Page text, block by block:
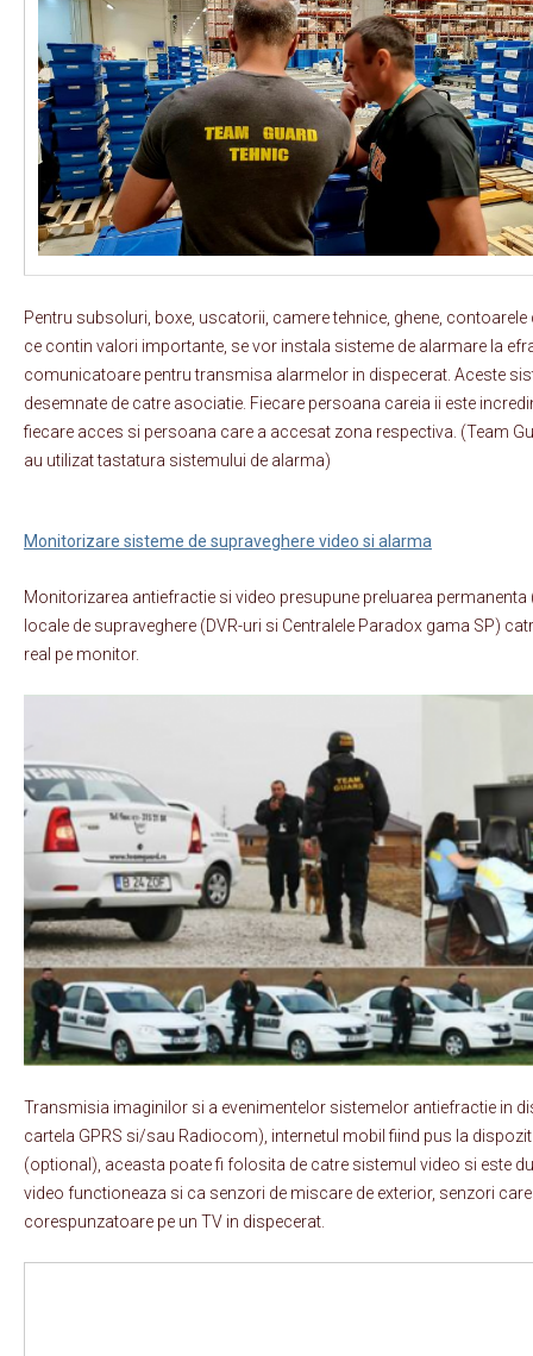
Pentru subsoluri, boxe, uscatorii, camere tehnice, ghene,
ce contin valori importante, se vor instala sisteme de alarmare la
comunicatoare pentru transmisa alarmelor in dispecerat. Aceste
desemnate de catre asociatie. Fiecare persoana careia ii este
fiecare acces si persoana care a accesat zona respectiva. (Team
au utilizat tastatura sistemului de alarma)
Monitorizare sisteme de supraveghere video si alarma
Monitorizarea antiefractie si video presupune preluarea
locale de supraveghere (DVR-uri si Centralele Paradox gama SP)
real pe monitor.
Transmisia imaginilor si a evenimentelor sistemelor antiefractie in
cartela GPRS si/sau Radiocom), internetul mobil fiind pus la
(optional), aceasta poate fi folosita de catre sistemul video si este
video functioneaza si ca senzori de miscare de exterior, senzori
corespunzatoare pe un TV in dispecerat.